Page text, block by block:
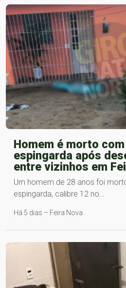
Homem é morto
espingarda após
entre vizinhos em
Um homem de 28 anos foi
espingarda, calibre 12 no…
Há 5 dias – Feira Nova